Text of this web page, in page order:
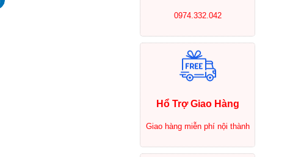
0974.332.042
Hổ Trợ Giao Hàng
Giao hàng miễn phí nội thành